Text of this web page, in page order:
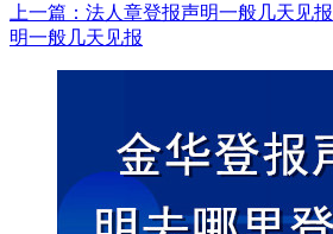
上一篇：法人章登报声明一般几天见报
明一般几天见报